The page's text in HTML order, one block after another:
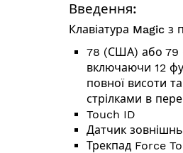
Введення:
Клавіатура Magic з
78 (США) або 79
включаючи 12
повної висоти та
стрілками в
Touch ID
Датчик
Трекпад Force